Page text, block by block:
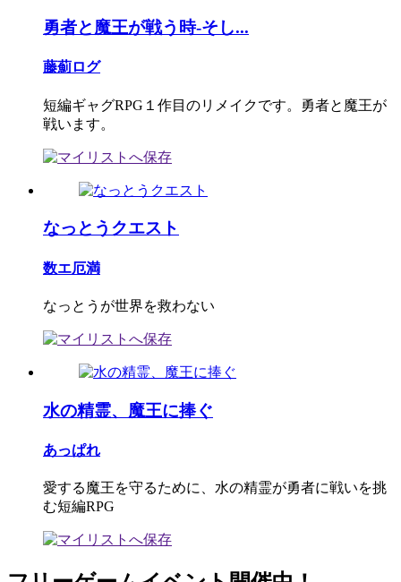
勇者と魔王が戦う時-そし...
藤薊ログ
短編ギャグRPG１作目のリメイクです。勇者と魔王が
戦います。
なっとうクエスト
数エ厄満
なっとうが世界を救わない
水の精霊、魔王に捧ぐ
あっぱれ
愛する魔王を守るために、水の精霊が勇者に戦いを挑
む短編RPG